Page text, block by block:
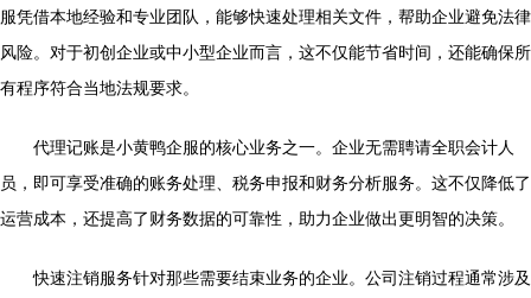
服凭借本地经验和专业团队，能够快速处理相关文件，帮助企业避免法律
风险。对于初创企业或中小型企业而言，这不仅能节省时间，还能确保所
有程序符合当地法规要求。
代理记账是小黄鸭企服的核心业务之一。企业无需聘请全职会计人
员，即可享受准确的账务处理、税务申报和财务分析服务。这不仅降低了
运营成本，还提高了财务数据的可靠性，助力企业做出更明智的决策。
快速注销服务针对那些需要结束业务的企业。公司注销过程通常涉及